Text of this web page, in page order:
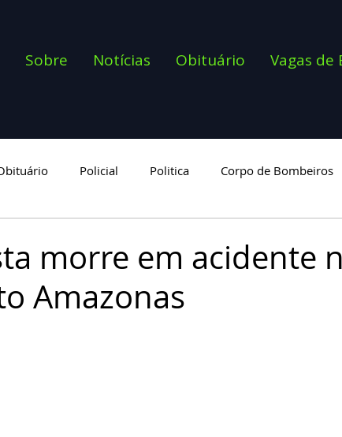
Sobre Notícias Obituário Vagas de
Policial Politica Corpo de Bombeiros
morre em acidente
Amazonas